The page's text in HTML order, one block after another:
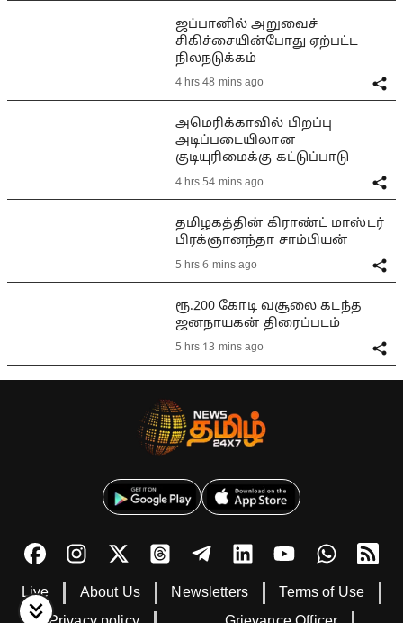
ஜப்பானில் அறுவைச்
சிகிச்சையின்போது ஏற்பட்ட
நிலநடுக்கம்
4 hrs 48 mins ago
அமெரிக்காவில் பிறப்பு
அடிப்படையிலான
குடியுரிமைக்கு கட்டுப்பாடு
4 hrs 54 mins ago
தமிழகத்தின் கிராண்ட் மாஸ்டர்
பிரக்ஞானந்தா சாம்பியன்
5 hrs 6 mins ago
ரூ.200 கோடி வசூலை கடந்த
ஜனநாயகன் திரைப்படம்
5 hrs 13 mins ago
Live About Us Newsletters
Terms of Use